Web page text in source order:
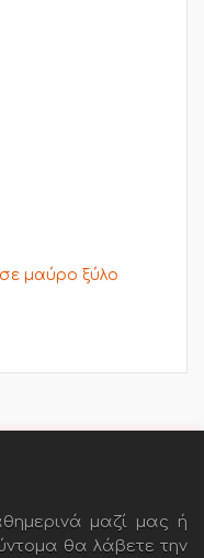
σε μαύρο ξύλο
μαζί μας ή
θα λάβετε την